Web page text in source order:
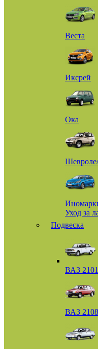
Веста
Иксрей
Ока
Уход за
Подвеска
ВАЗ
ВАЗ